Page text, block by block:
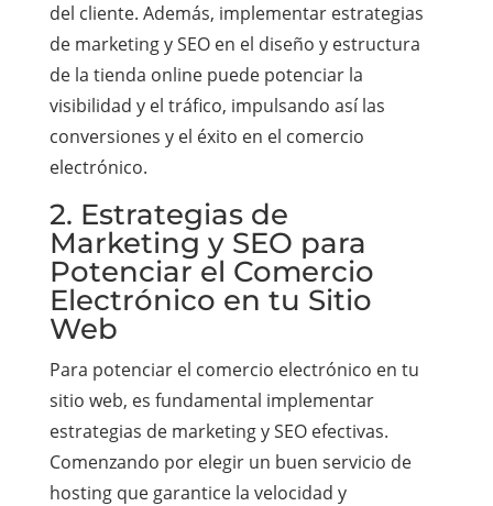
del cliente. Además, implementar estrategias
de marketing y SEO en el diseño y estructura
de la tienda online puede potenciar la
visibilidad y el tráfico, impulsando así las
conversiones y el éxito en el comercio
electrónico.
2. Estrategias de
Marketing y SEO para
Potenciar el Comercio
Electrónico en tu Sitio
Web
Para potenciar el comercio electrónico en tu
sitio web, es fundamental implementar
estrategias de marketing y SEO efectivas.
Comenzando por elegir un buen servicio de
hosting que garantice la velocidad y